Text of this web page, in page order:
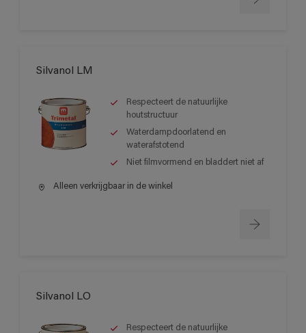
Silvanol LM
Respecteert de natuurlijke
houtstructuur
Waterdampdoorlatend en
waterafstotend
Niet filmvormend en bladdert niet af
Alleen verkrijgbaar in de winkel
Silvanol LO
Respecteert de natuurlijke